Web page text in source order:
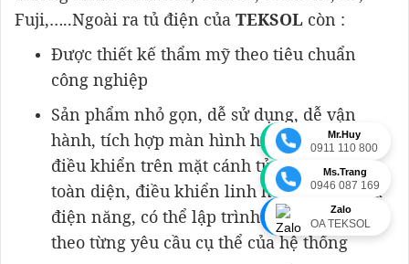
Mr.Huy
0911 110 800
Ms.Trang
0946 087 169
Zalo
OA TEKSOL
Fuji,…..Ngoài ra tủ điện của TEKSOL còn :
Được thiết kế thẩm mỹ theo tiêu chuẩn
công nghiệp
Sản phẩm nhỏ gọn, dễ sử dụng, dễ vận
hành, tích hợp màn hình hiển thị và bảng
điều khiển trên mặt cánh tủ giúp giám sát
toàn diện, điều khiển linh hoạt, tối ưu hóa
điện năng, có thể lập trình và cấu hình tùy
theo từng yêu cầu cụ thể của hệ thống